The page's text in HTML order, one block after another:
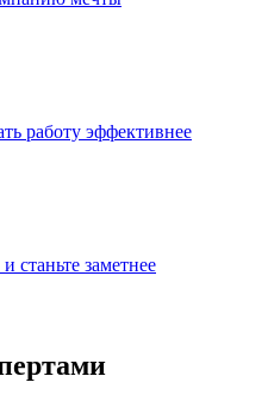
работу эффективнее
станьте заметнее